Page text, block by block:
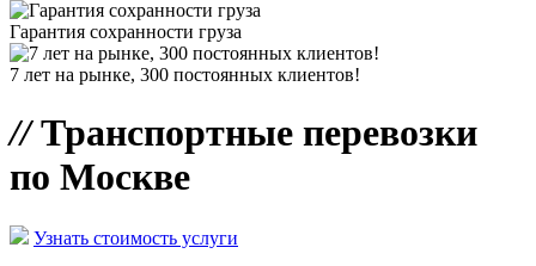
Гарантия сохранности груза
7 лет на рынке, 300 постоянных клиентов!
//Транспортные перевозки
по Москве
Узнать стоимость услуги